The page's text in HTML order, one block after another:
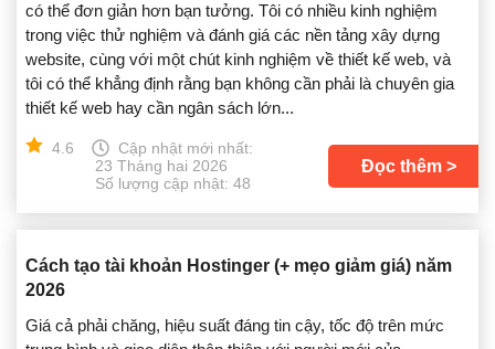
có thể đơn giản hơn bạn tưởng. Tôi có nhiều kinh nghiệm
trong việc thử nghiệm và đánh giá các nền tảng xây dựng
website, cùng với một chút kinh nghiệm về thiết kế web, và
tôi có thể khẳng định rằng bạn không cần phải là chuyên gia
thiết kế web hay cần ngân sách lớn...
4.6
Cập nhật mới nhất:
23 Tháng hai 2026
Số lượng cập nhật: 48
Đọc thêm
Cách tạo tài khoản Hostinger (+ mẹo giảm giá) năm
2026
Giá cả phải chăng, hiệu suất đáng tin cậy, tốc độ trên mức